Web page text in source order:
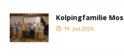
Kolpingfamilie
19. Juli 2026